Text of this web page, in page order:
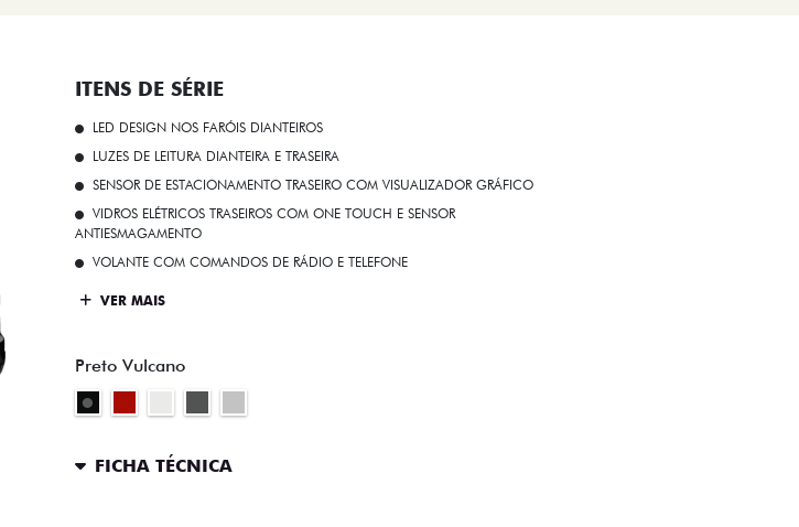
ITENS DE SÉRIE
LED DESIGN NOS FARÓIS DIANTEIROS
LUZES DE LEITURA DIANTEIRA E TRASEIRA
SENSOR DE ESTACIONAMENTO TRASEIRO COM VISUALIZADOR GRÁFICO
VIDROS ELÉTRICOS TRASEIROS COM ONE TOUCH E SENSOR
ANTIESMAGAMENTO
VOLANTE COM COMANDOS DE RÁDIO E TELEFONE
VER MAIS
Preto Vulcano
FICHA TÉCNICA